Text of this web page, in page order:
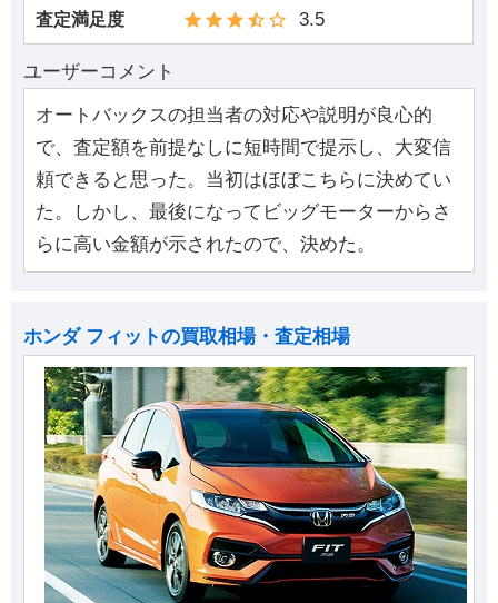
査定満足度 3.5
ユーザーコメント
オートバックスの担当者の対応や説明が良心的
で、査定額を前提なしに短時間で提示し、大変信
頼できると思った。当初はほぼこちらに決めてい
た。しかし、最後になってビッグモーターからさ
らに高い金額が示されたので、決めた。
ホンダ フィットの買取相場・査定相場